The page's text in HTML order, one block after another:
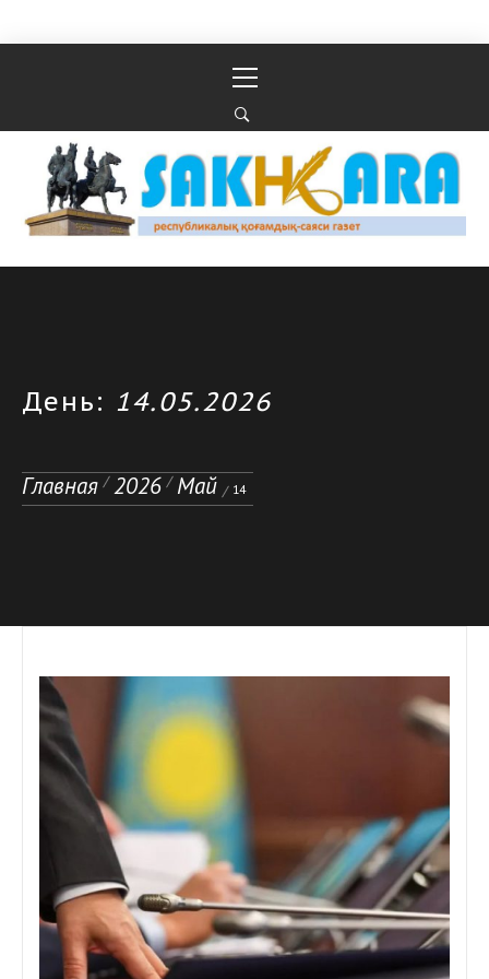
Перейти к содержимому
меню
Республикалық қоғамдық-саяси газеті
День: 14.05.2026
Главная 2026 Май 14